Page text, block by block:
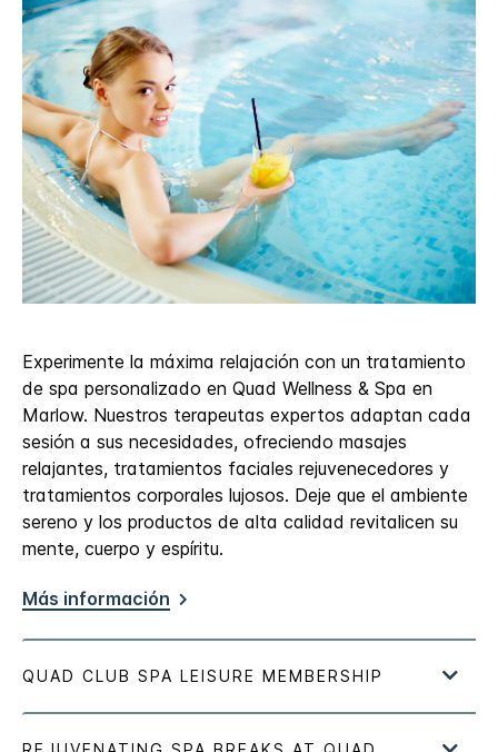
Experimente la máxima relajación con un tratamiento
de spa personalizado en Quad Wellness & Spa en
Marlow. Nuestros terapeutas expertos adaptan cada
sesión a sus necesidades, ofreciendo masajes
relajantes, tratamientos faciales rejuvenecedores y
tratamientos corporales lujosos. Deje que el ambiente
sereno y los productos de alta calidad revitalicen su
mente, cuerpo y espíritu.
Más información